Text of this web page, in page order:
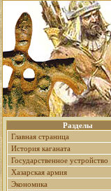
Разделы
Главная страница
История каганата
Государственное устройство
Хазарская армия
Экономика